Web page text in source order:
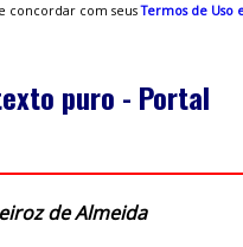
concordar com seusTermos de Uso
puro - Portal
de Almeida